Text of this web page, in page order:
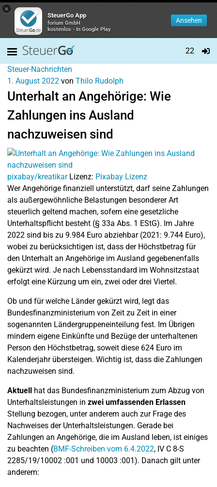
×
SteuerGo App
forium GmbH
kostenlos - In Google Play
Ansehen
22
Steuer-Nachrichten
1. August 2022 von Thilo Rudolph
Unterhalt an Angehörige: Wie
Zahlungen ins Ausland
nachzuweisen sind
pixabay/kreatikarLizenz: Pixabay Lizenz
Wer Angehörige finanziell unterstützt, darf seine Zahlungen
als außergewöhnliche Belastungen besonderer Art
steuerlich geltend machen, sofern eine gesetzliche
Unterhaltspflicht besteht (§ 33a Abs. 1 EStG). Im Jahre
2022 sind bis zu 9.984 Euro abziehbar (2021: 9.744 Euro),
wobei zu berücksichtigen ist, dass der Höchstbetrag für
den Unterhalt an Angehörige im Ausland gegebenenfalls
gekürzt wird. Je nach Lebensstandard im Wohnsitzstaat
erfolgt eine Kürzung um ein, zwei oder drei Viertel.
Ob und für welche Länder gekürzt wird, legt das
Bundesfinanzministerium von Zeit zu Zeit in einer
sogenannten Ländergruppeneinteilung fest. Im Übrigen
mindern eigene Einkünfte und Bezüge der unterhaltenen
Person den Höchstbetrag, soweit diese 624 Euro im
Kalenderjahr übersteigen. Wichtig ist, dass die Zahlungen
nachzuweisen sind.
Aktuell hat das Bundesfinanzministerium zum Abzug von
Unterhaltsleistungen in zwei umfassenden Erlassen
Stellung bezogen, unter anderem auch zur Frage des
Nachweises der Unterhaltsleistungen. Gerade bei
Zahlungen an Angehörige, die im Ausland leben, ist einiges
zu beachten (BMF-Schreiben vom 6.4.2022, IV C 8-S
2285/19/10002 :001 und 10003 :001). Danach gilt unter
anderem: